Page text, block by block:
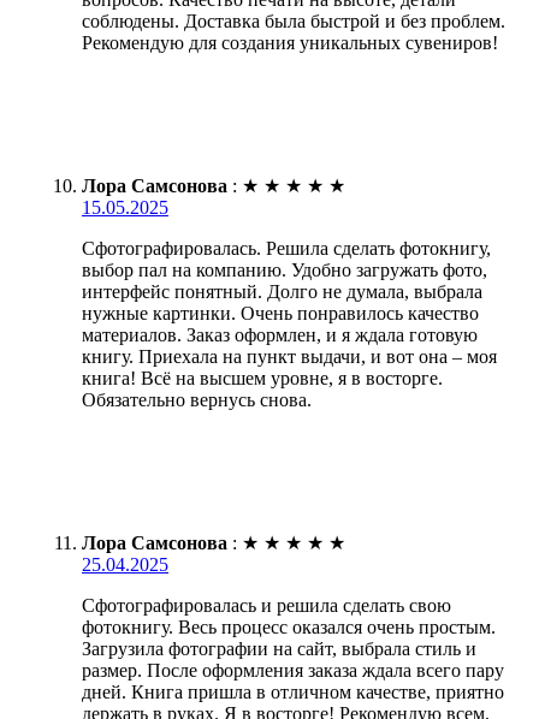
соблюдены. Доставка была быстрой и без проблем.
Рекомендую для создания уникальных сувениров!
Лора Самсонова : ★ ★ ★ ★ ★
15.05.2025
Сфотографировалась. Решила сделать фотокнигу,
выбор пал на компанию. Удобно загружать фото,
интерфейс понятный. Долго не думала, выбрала
нужные картинки. Очень понравилось качество
материалов. Заказ оформлен, и я ждала готовую
книгу. Приехала на пункт выдачи, и вот она – моя
книга! Всё на высшем уровне, я в восторге.
Обязательно вернусь снова.
Лора Самсонова : ★ ★ ★ ★ ★
25.04.2025
Сфотографировалась и решила сделать свою
фотокнигу. Весь процесс оказался очень простым.
Загрузила фотографии на сайт, выбрала стиль и
размер. После оформления заказа ждала всего пару
дней. Книга пришла в отличном качестве, приятно
держать в руках. Я в восторге! Рекомендую всем,